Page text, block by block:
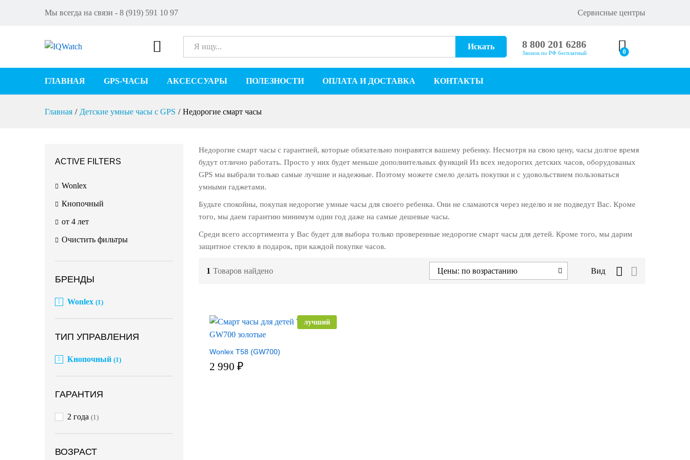
Мы всегда на связи - 8 (919) 591 10 97 Сервисные центры
Все Искать 8 800 201 6286
Звонок по РФ бесплатный 0
ГЛАВНАЯ GPS-ЧАСЫ АКСЕССУАРЫ ПОЛЕЗНОСТИ ОПЛАТА И ДОСТАВКА КОНТАКТЫ
Главная / Детские умные часы с GPS / Недорогие смарт часы
Недорогие смарт часы с гарантией, которые обязательно понравятся вашему ребенку. Несмотря на свою цену, часы долгое время
будут отлично работать. Просто у них будет меньше дополнительных функций Из всех недорогих детских часов, оборудованых
GPS мы выбрали только самые лучшие и надежные. Поэтому можете смело делать покупки и с удовольствием пользоваться
умными гаджетами.
Будьте спокойны, покупая недорогие умные часы для своего ребенка. Они не сламаются через неделю и не подведут Вас. Кроме
того, мы даем гарантию минимум один год даже на самые дешевые часы.
Среди всего ассортимента у Вас будет для выбора только проверенные недорогие смарт часы для детей. Кроме того, мы дарим
защитное стекло в подарок, при каждой покупке часов.
1 Товаров найдено Вид
Цены: по возрастанию
лучший
Wonlex T58 (GW700)
2 990 ₽
ACTIVE FILTERS
Wonlex
Кнопочный
от 4 лет
Очистить фильтры
БРЕНДЫ
Wonlex (1)
ТИП УПРАВЛЕНИЯ
Кнопочный (1)
ГАРАНТИЯ
2 года (1)
ВОЗРАСТ